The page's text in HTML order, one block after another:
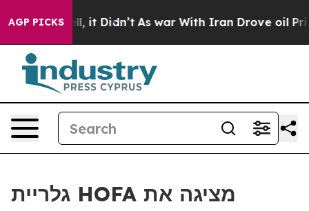
AGP PICKS
40%. Well, it Didn’t As war With Iran Drove oil
גלריית HOFA מציגה את